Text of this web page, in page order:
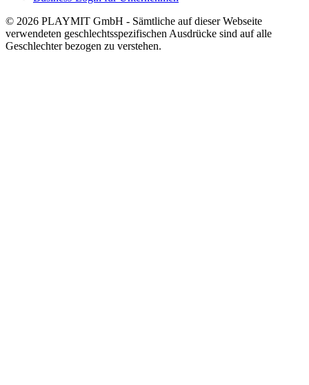
© 2026 PLAYMIT GmbH - Sämtliche auf dieser Webseite
verwendeten geschlechtsspezifischen Ausdrücke sind auf alle
Geschlechter bezogen zu verstehen.